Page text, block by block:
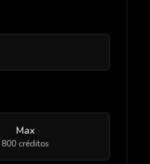
Max
800 créditos